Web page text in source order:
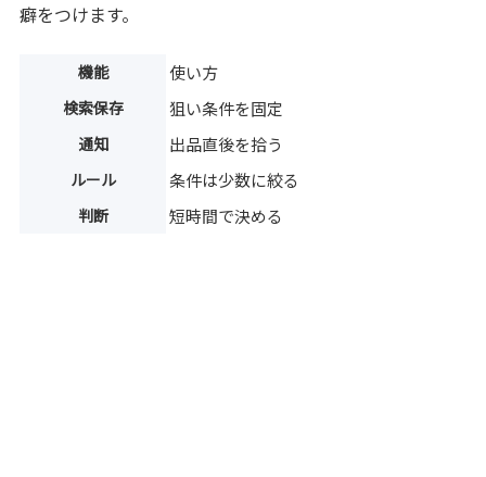
癖をつけます。
機能 使い方
検索保存 狙い条件を固定
通知 出品直後を拾う
ルール 条件は少数に絞る
判断 短時間で決める